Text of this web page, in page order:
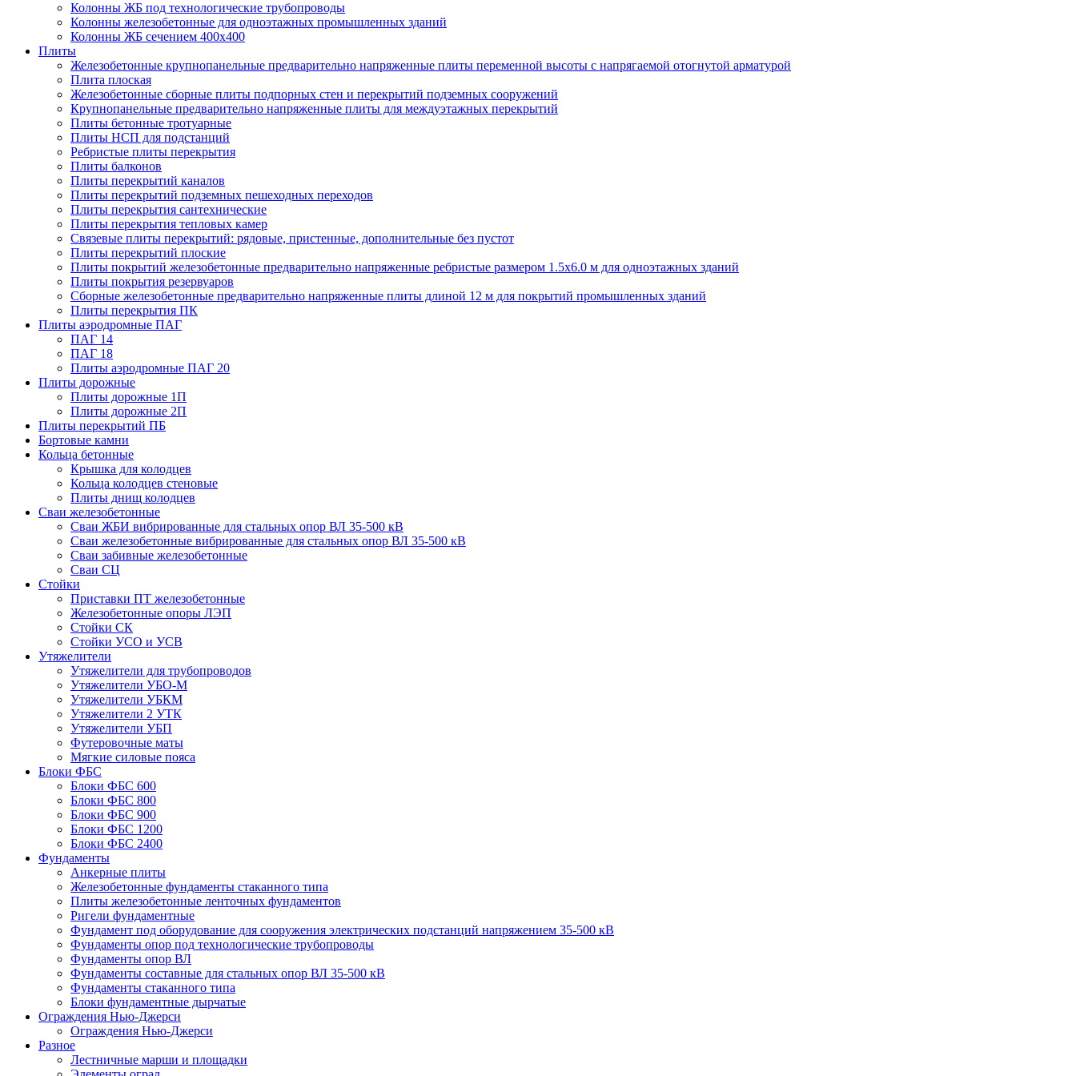
Колонны ЖБ под технологические трубопроводы
Колонны железобетонные для одноэтажных промышленных зданий
Колонны ЖБ сечением 400х400
Плиты
Железобетонные крупнопанельные предварительно напряженные плиты переменной высоты с напрягаемой отогнутой арматурой
Плита плоская
Железобетонные сборные плиты подпорных стен и перекрытий подземных сооружений
Крупнопанельные предварительно напряженные плиты для междуэтажных перекрытий
Плиты бетонные тротуарные
Плиты НСП для подстанций
Ребристые плиты перекрытия
Плиты балконов
Плиты перекрытий каналов
Плиты перекрытий подземных пешеходных переходов
Плиты перекрытия сантехнические
Плиты перекрытия тепловых камер
Связевые плиты перекрытий: рядовые, пристенные, дополнительные без пустот
Плиты перекрытий плоские
Плиты покрытий железобетонные предварительно напряженные ребристые размером 1.5х6.0 м для одноэтажных зданий
Плиты покрытия резервуаров
Сборные железобетонные предварительно напряженные плиты длиной 12 м для покрытий промышленных зданий
Плиты перекрытия ПК
Плиты аэродромные ПАГ
ПАГ 14
ПАГ 18
Плиты аэродромные ПАГ 20
Плиты дорожные
Плиты дорожные 1П
Плиты дорожные 2П
Плиты перекрытий ПБ
Бортовые камни
Кольца бетонные
Крышка для колодцев
Кольца колодцев стеновые
Плиты днищ колодцев
Сваи железобетонные
Сваи ЖБИ вибрированные для стальных опор ВЛ 35-500 кВ
Сваи железобетонные вибрированные для стальных опор ВЛ 35-500 кВ
Сваи забивные железобетонные
Сваи СЦ
Стойки
Приставки ПТ железобетонные
Железобетонные опоры ЛЭП
Стойки СК
Стойки УСО и УСВ
Утяжелители
Утяжелители для трубопроводов
Утяжелители УБО-М
Утяжелители УБКМ
Утяжелители 2 УТК
Утяжелители УБП
Футеровочные маты
Мягкие силовые пояса
Блоки ФБС
Блоки ФБС 600
Блоки ФБС 800
Блоки ФБС 900
Блоки ФБС 1200
Блоки ФБС 2400
Фундаменты
Анкерные плиты
Железобетонные фундаменты стаканного типа
Плиты железобетонные ленточных фундаментов
Ригели фундаментные
Фундамент под оборудование для сооружения электрических подстанций напряжением 35-500 кВ
Фундаменты опор под технологические трубопроводы
Фундаменты опор ВЛ
Фундаменты составные для стальных опор ВЛ 35-500 кВ
Фундаменты стаканного типа
Блоки фундаментные дырчатые
Ограждения Нью-Джерси
Ограждения Нью-Джерси
Разное
Лестничные марши и площадки